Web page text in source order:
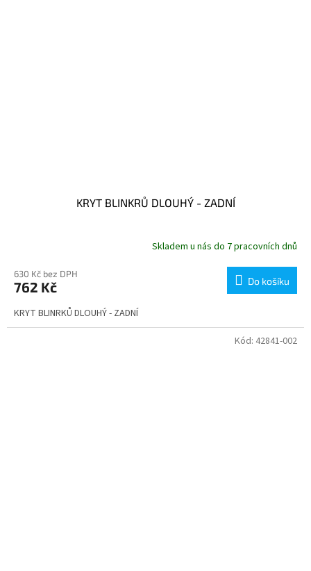
KRYT BLINKRŮ DLOUHÝ - ZADNÍ
Skladem u nás do 7 pracovních dnů
630 Kč bez DPH
762 Kč Do košíku
KRYT BLINRKŮ DLOUHÝ - ZADNÍ
Kód: 42841-002